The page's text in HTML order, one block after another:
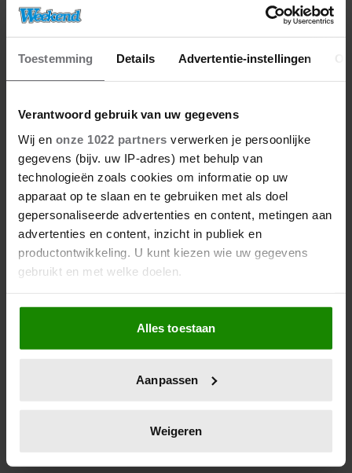
Toestemming Details Advertentie-instellingen
Verantwoord gebruik van uw gegevens
Wij en onze 1022 partners verwerken je persoonlijke
gegevens (bijv. uw IP-adres) met behulp van
technologieën zoals cookies om informatie op uw
apparaat op te slaan en te gebruiken met als doel
gepersonaliseerde advertenties en content, metingen aan
advertenties en content, inzicht in publiek en
productontwikkeling. U kunt kiezen wie uw gegevens
gebruikt en met welke doelen.
Als u het toestaat, willen we ook graag:
Informatie verzamelen over uw geografische
locatie, die tot een paar meter nauwkeurig kan zijn
scannen op specifieke eigenschappen (fingerprinting)
verwerkt en stel uw voorkeuren in het
intrekken in de Cookieverklaring.
Alles toestaan
Aanpassen
Weigeren